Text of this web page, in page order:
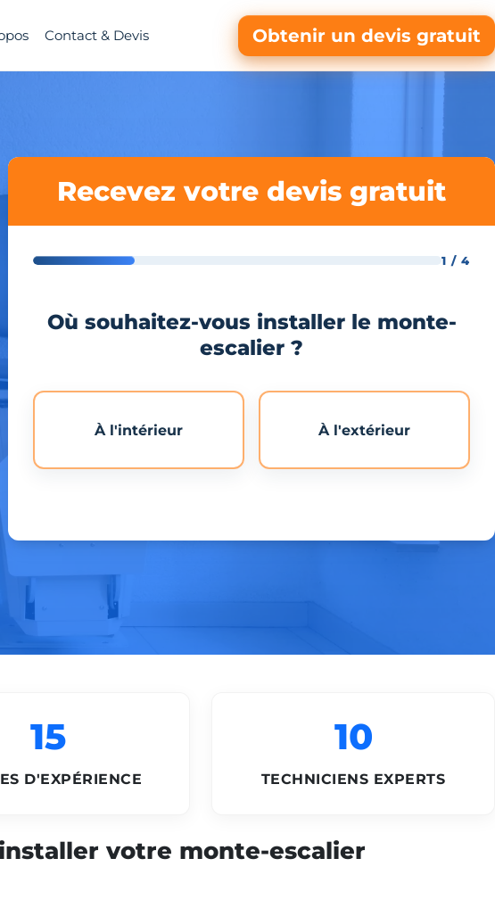
Contact & Devis Obtenir un devis gratuit
Recevez votre devis gratuit
1 / 4
Où souhaitez-vous installer le monte-
escalier ?
À l'intérieur À l'extérieur
15
D'EXPÉRIENCE
10
TECHNICIENS EXPERTS
votre monte-escalier